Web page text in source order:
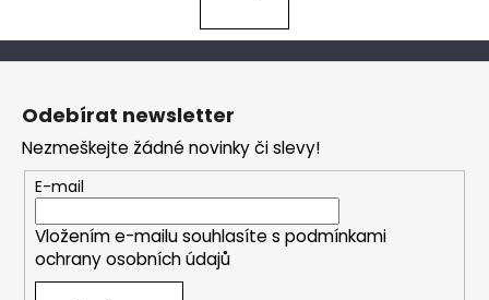
Z
Odebírat newsletter
Nezmeškejte žádné novinky či slevy!
E-mail
Vložením e-mailu souhlasíte s podmínkami
ochrany osobních údajů